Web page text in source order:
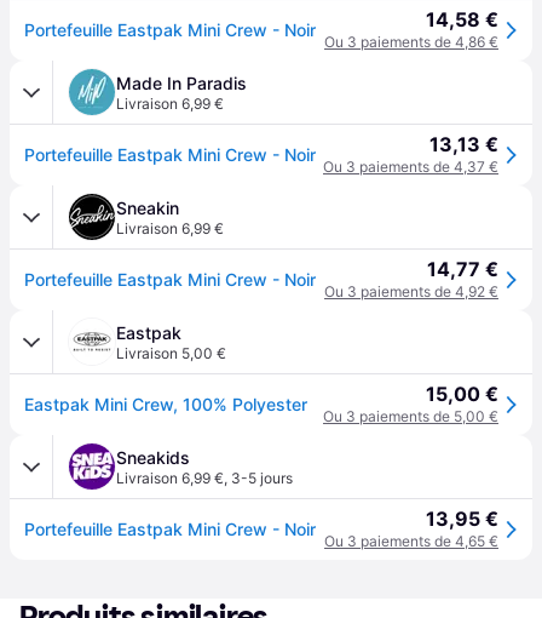
Portefeuille Eastpak Mini Crew - Noir 14,58 €
Ou 3 paiements de 4,86 €
Made In Paradis
Livraison 6,99 €
Portefeuille Eastpak Mini Crew - Noir 13,13 €
Ou 3 paiements de 4,37 €
Sneakin
Livraison 6,99 €
Portefeuille Eastpak Mini Crew - Noir 14,77 €
Ou 3 paiements de 4,92 €
Eastpak
Livraison 5,00 €
Eastpak Mini Crew, 100% Polyester 15,00 €
Ou 3 paiements de 5,00 €
Sneakids
Livraison 6,99 €, 3-5 jours
Portefeuille Eastpak Mini Crew - Noir 13,95 €
Ou 3 paiements de 4,65 €